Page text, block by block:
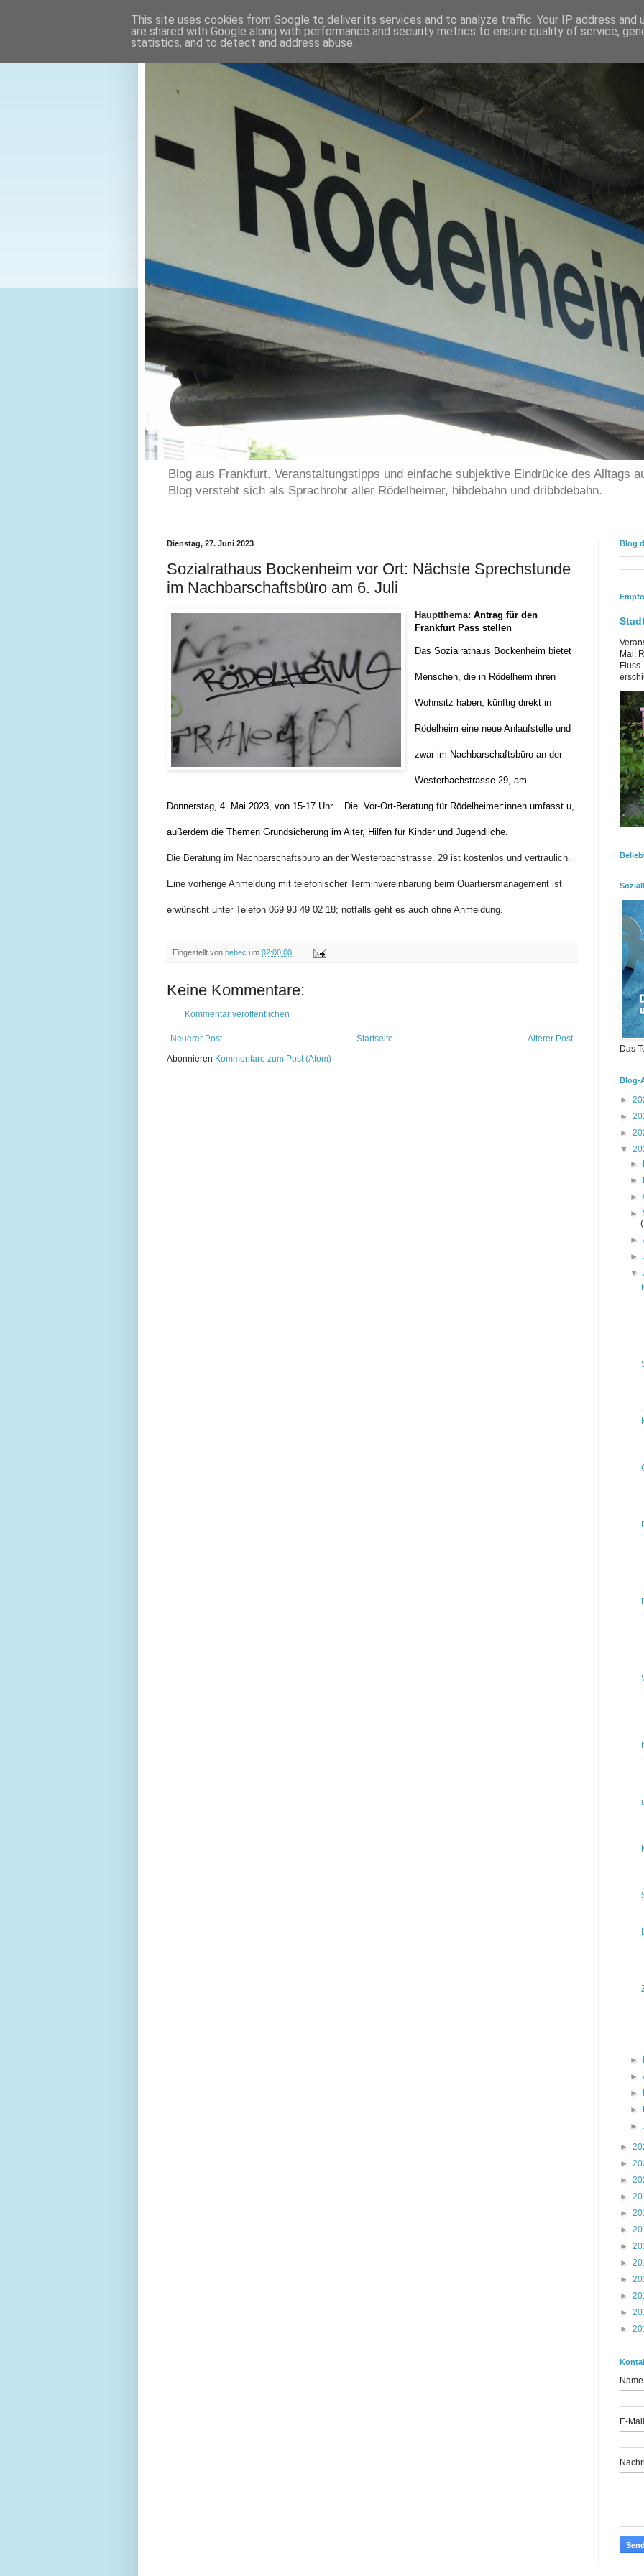
Blog aus Frankfurt. Veranstaltungstipps und einfache subjektive Eindrücke des Alltags
Blog versteht sich als Sprachrohr aller Rödelheimer, hibdebahn und dribbdebahn.
Dienstag, 27. Juni 2023
Sozialrathaus Bockenheim vor Ort: Nächste Sprechstunde
im Nachbarschaftsbüro am 6. Juli
Hauptthema: Antrag für den
Frankfurt Pass stellen
Das Sozialrathaus Bockenheim bietet
Menschen, die in Rödelheim ihren
Wohnsitz haben, künftig direkt in
Rödelheim eine neue Anlaufstelle und
zwar im Nachbarschaftsbüro an der
Westerbachstrasse 29, am
Donnerstag, 4. Mai 2023, von 15-17 Uhr . Die Vor-Ort-Beratung für Rödelheimer:innen umfasst u,
außerdem die Themen Grundsicherung im Alter, Hilfen für Kinder und Jugendliche.
Die Beratung im Nachbarschaftsbüro an der Westerbachstrasse. 29 ist kostenlos und vertraulich.
Eine vorherige Anmeldung mit telefonischer Terminvereinbarung beim Quartiersmanagement ist
erwünscht unter Telefon 069 93 49 02 18; notfalls geht es auch ohne Anmeldung.
Eingestellt von hehec um 02:00:00
Keine Kommentare:
Kommentar veröffentlichen
Neuerer Post Älterer Post
Startseite
Abonnieren Kommentare zum Post (Atom)
Blog
Mai:
Das
Blog-
►
►
►
▼
►
►
►
►
►
►
▼
►
►
►
►
►
►
►
►
►
►
►
►
►
►
►
►
►
Name
E-Mail
This site uses cookies from Google to deliver its services and to analyze traffic. Your IP address and
are shared with Google along with performance and security metrics to ensure quality of service,
statistics, and to detect and address abuse.